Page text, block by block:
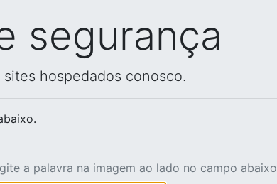
segurança
hospedados conosco.
a palavra na imagem ao lado no campo abaixo